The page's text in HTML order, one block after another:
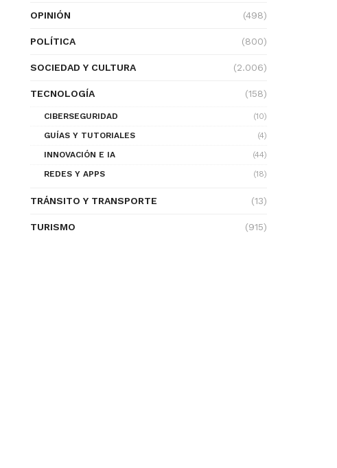
OPINIÓN (498)
POLÍTICA (800)
SOCIEDAD Y CULTURA (2.006)
TECNOLOGÍA (158)
CIBERSEGURIDAD
(10)
GUÍAS Y TUTORIALES
(4)
INNOVACIÓN E IA
(44)
REDES Y APPS
(18)
TRÁNSITO Y TRANSPORTE (13)
TURISMO (915)